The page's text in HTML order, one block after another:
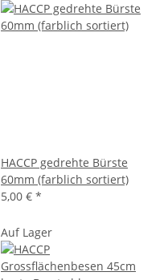
HACCP gedrehte Bürste
60mm (farblich sortiert)
5,00 € *
Auf Lager